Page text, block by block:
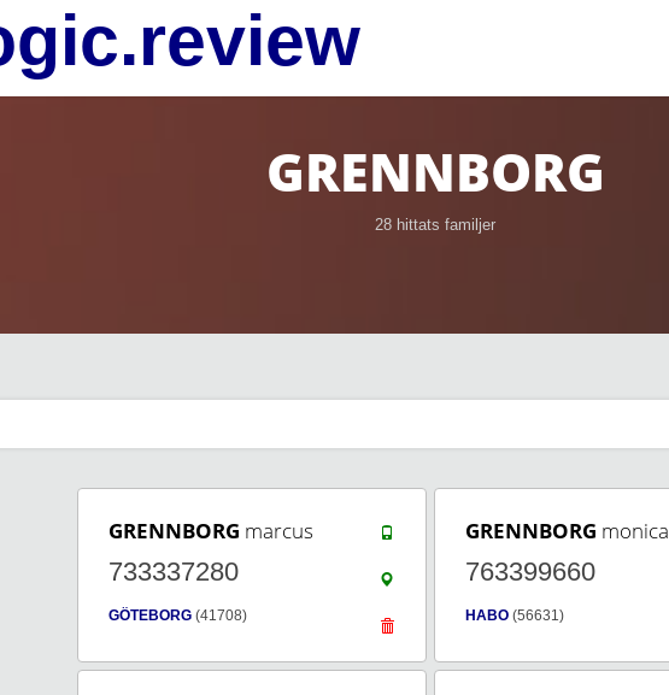
GRENNBORG
28 hittats familjer
GRENNBORG marcus
733337280
GÖTEBORG (41708)
GRENNBORG monica
763399660
HABO (56631)